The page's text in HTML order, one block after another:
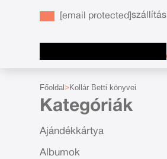
[email protected]szállítás
Főoldal Kollár Betti könyvei
Kategóriák
Ajándékkártya
Albumok